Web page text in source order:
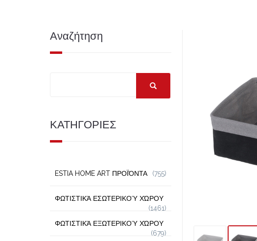
Αναζήτηση
ΚΑΤΗΓΟΡΙΕΣ
ESTIA HOME ART ΠΡΟΪΌΝΤΑ (755)
ΦΩΤΙΣΤΙΚΆ ΕΣΩΤΕΡΙΚΟΎ ΧΏΡΟΥ
(1461)
ΦΩΤΙΣΤΙΚΆ ΕΞΩΤΕΡΙΚΟΎ ΧΏΡΟΥ
(679)